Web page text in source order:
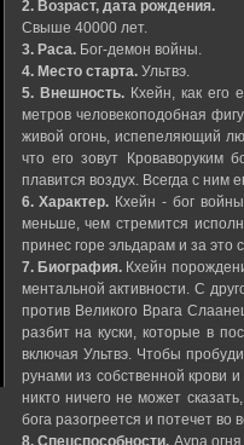
2. Возраст, дата рождения.
Свыше 40000 лет.
3. Раса.Бог-демон войны.
4. Место старта.Ультвэ.
5. Внешность.Кхейн, как его
метров человекоподобная
живой огонь, испепеляющий
что его зовут Кроваворуким
плавится воздух. Всегда с ним
6. Характер. Кхейн - бог
меньше, чем стремится
принес горе эльдарам и за это с
7. Биография.Кхейн
ментальной активности. С
против Великого Врага
разбит на куски, которые в
включая Ультвэ. Чтобы
рунами из собственной крови
никто ничего не может
бога разогреется и потечет
8. Спецспособности. Аура